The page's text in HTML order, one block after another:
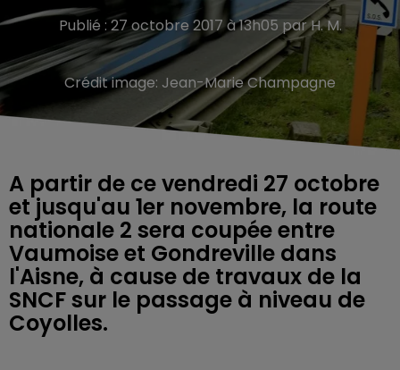
Publié : 27 octobre 2017 à 13h05 par H. M.
Crédit image: Jean-Marie Champagne
A partir de ce vendredi 27 octobre
et jusqu'au 1er novembre, la route
nationale 2 sera coupée entre
Vaumoise et Gondreville dans
l'Aisne, à cause de travaux de la
SNCF sur le passage à niveau de
Coyolles.